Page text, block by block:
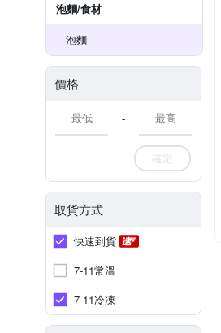
泡麵/食材
泡麵
價格
-
確定
取貨方式
快速到貨
7-11常溫
7-11冷凍